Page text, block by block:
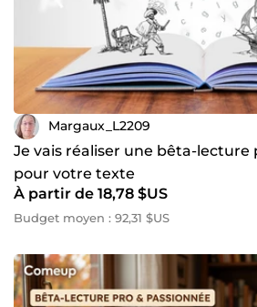
Margaux_L2209
Je vais réaliser une bêta-lecture
pour votre texte
À partir de 18,78 $US
Budget moyen : 92,31 $US